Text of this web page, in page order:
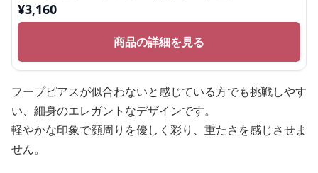
¥3,160
商品の詳細を見る
フープピアスが似合わないと感じている方でも挑戦しやす
い、細身のエレガントなデザインです。
軽やかな印象で顔周りを優しく彩り、重たさを感じさせま
せん。